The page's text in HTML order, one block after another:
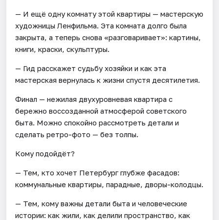
— И ещё одну комнату этой квартиры — мастерскую
художницы Ленфильма. Эта комната долго была
закрыта, а теперь снова «разговаривает»: картины,
книги, краски, скульптуры.
— Гид расскажет судьбу хозяйки и как эта
мастерская вернулась к жизни спустя десятилетия.
Финал — нежилая двухуровневая квартира с
бережно воссозданной атмосферой советского
быта. Можно спокойно рассмотреть детали и
сделать ретро-фото — без толпы.
Кому подойдёт?
— Тем, кто хочет Петербург глубже фасадов:
коммунальные квартиры, парадные, дворы-колодцы.
— Тем, кому важны детали быта и человеческие
истории: как жили, как делили пространство, как